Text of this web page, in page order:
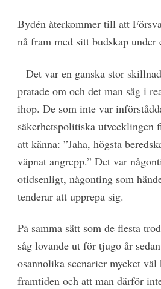
Bydén återkommer till att
nå fram med sitt budskap under
– Det var en ganska stor
pratade om och det man såg i
ihop. De som inte var
säkerhetspolitiska utvecklingen
att känna: ”Jaha, högsta
väpnat angrepp.” Det var
otidsenligt, någonting som
tenderar att upprepa sig.
På samma sätt som de flesta
såg lovande ut för tjugo år
osannolika scenarier mycket
framtiden och att man därför